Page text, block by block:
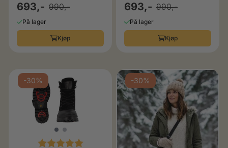
693,- 990,-
På lager
Kjøp
693,- 990,-
På lager
Kjøp
-30%
Karakter: 5.0 av 5 mulige
-30%